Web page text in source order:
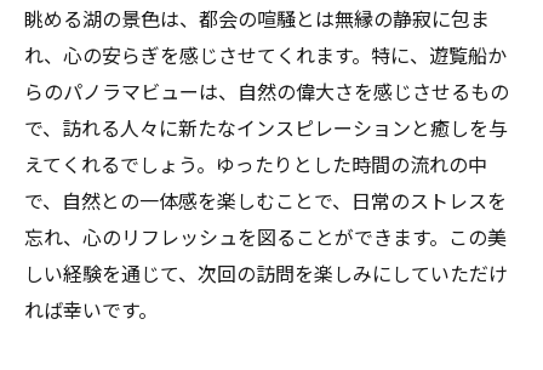
眺める湖の景色は、都会の喧騒とは無縁の静寂に包ま
れ、心の安らぎを感じさせてくれます。特に、遊覧船か
らのパノラマビューは、自然の偉大さを感じさせるもの
で、訪れる人々に新たなインスピレーションと癒しを与
えてくれるでしょう。ゆったりとした時間の流れの中
で、自然との一体感を楽しむことで、日常のストレスを
忘れ、心のリフレッシュを図ることができます。この美
しい経験を通じて、次回の訪問を楽しみにしていただけ
れば幸いです。